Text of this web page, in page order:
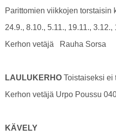
Parittomien viikkojen torstaisin
24.9., 8.10., 5.11., 19.11., 3.12.,
Kerhon vetäjä Rauha Sorsa
LAULUKERHO Toistaiseksi ei
Kerhon vetäjä Urpo Poussu
KÄVELY